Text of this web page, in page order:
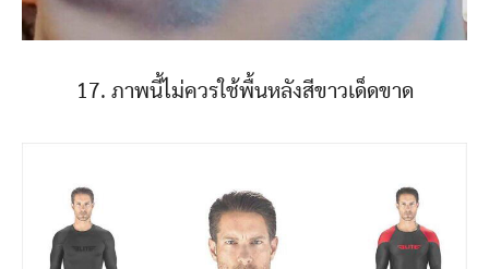
17. ภาพนี้ไม่ควรใช้พื้นหลังสีขาวเด็ดขาด